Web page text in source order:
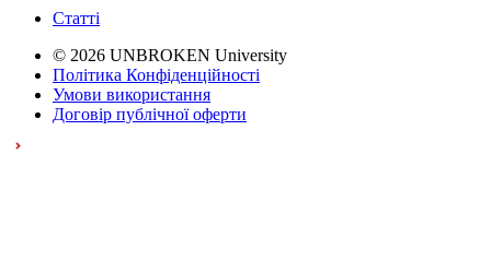
Статті
© 2026 UNBROKEN University
Політика Конфіденційності
Умови використання
Договір публічної оферти